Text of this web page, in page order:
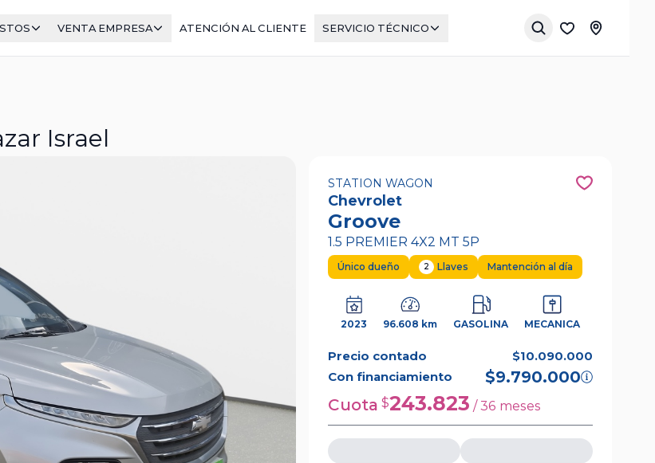
VENTA EMPRESA ATENCIÓN AL CLIENTE SERVICIO TÉCNICO
Israel
STATION WAGON
Chevrolet
Groove
1.5 PREMIER 4X2 MT 5P
Único dueño 2 Llaves Mantención al día
2023 96.608 km GASOLINA MECANICA
Precio contado
$10.090.000
Con financiamiento
$9.790.000
Cuota $243.823 / 36 meses